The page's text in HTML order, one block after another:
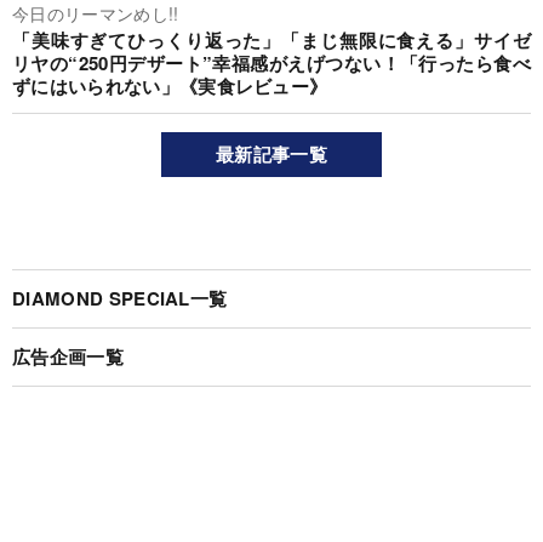
今日のリーマンめし!!
「美味すぎてひっくり返った」「まじ無限に食える」サイゼ
リヤの“250円デザート”幸福感がえげつない！「行ったら食べ
ずにはいられない」《実食レビュー》
最新記事一覧
DIAMOND SPECIAL一覧
広告企画一覧